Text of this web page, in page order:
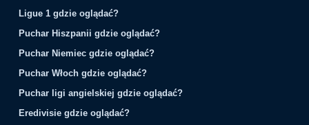
Ligue 1 gdzie oglądać?
Puchar Hiszpanii gdzie oglądać?
Puchar Niemiec gdzie oglądać?
Puchar Włoch gdzie oglądać?
Puchar ligi angielskiej gdzie oglądać?
Eredivisie gdzie oglądać?